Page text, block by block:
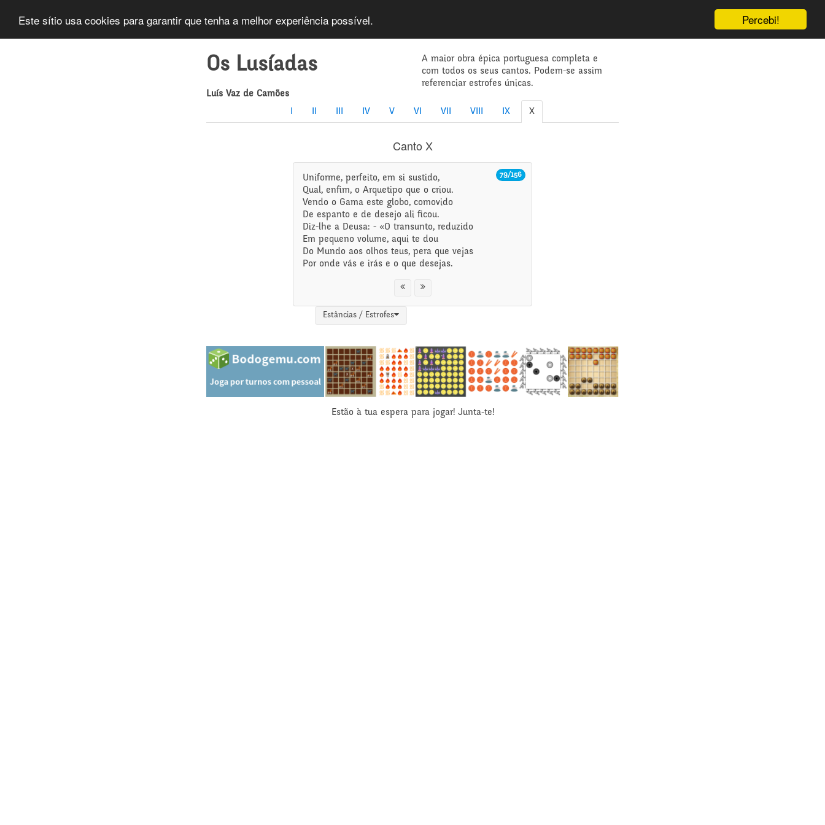
Percebi!
Este sítio usa cookies para garantir que tenha a melhor experiência possível.
Os Lusíadas
Luís Vaz de Camões
A maior obra épica portuguesa completa e
com todos os seus cantos. Podem-se assim
referenciar estrofes únicas.
IV V VI VII VIII IX X
Canto X
79/156
Uniforme, perfeito, em si sustido,
Qual, enfim, o Arquetipo que o criou.
Vendo o Gama este globo, comovido
De espanto e de desejo ali ficou.
Diz-lhe a Deusa: - «O transunto, reduzido
Em pequeno volume, aqui te dou
Do Mundo aos olhos teus, pera que vejas
Por onde vás e irás e o que desejas.
Estâncias / Estrofes
Estão à tua espera para jogar! Junta-te!